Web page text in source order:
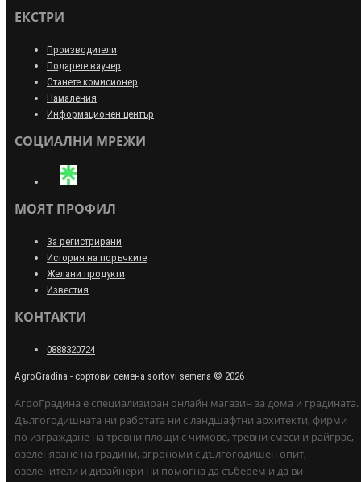
ЕКСТРИ
Производители
Подарете ваучер
Станете комисионер
Намаления
Информационен център
СОЦИАЛНИ МРЕЖИ
МОЯТ ПРОФИЛ
За регистрирани
История на поръчките
Желани продукти
Известия
КОНТАКТИ
0888320724
AgroGradina - сортови семена sortovi semena © 2026
АгроГрадина е специализиран онлайн магазин за дома и градината.
Дългогодишната ни работата ни с ландшафтни архитекти, фирми
по изграждане на тревни площи с чимове, тревни смеси и райграс,
озеленяване на градини, агрономи с дългогодишен опит,
озеленители и дизайнери ни помогна да съберем и да ви